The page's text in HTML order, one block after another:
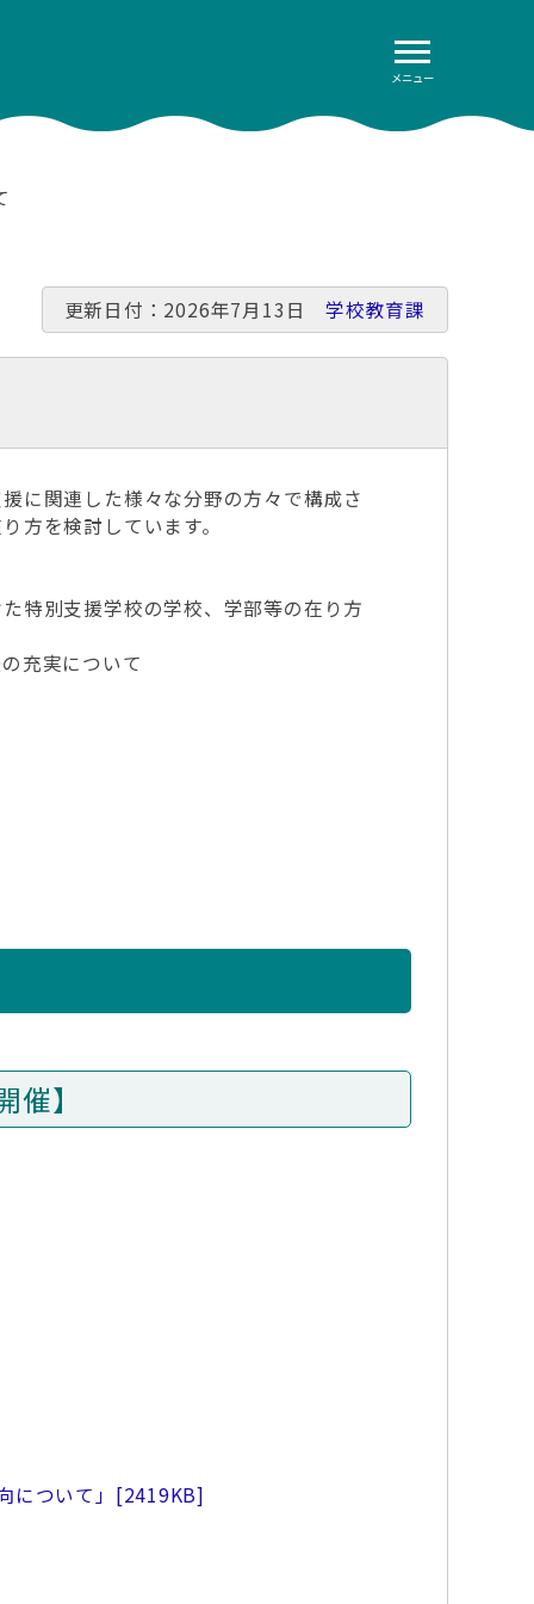
メニュー
更新日付：2026年7月13日学校教育課
に関連した様々な分野の方々で構成さ
方を検討しています。
特別支援学校の学校、学部等の在り方
充実について
】
ついて」 [2419KB]